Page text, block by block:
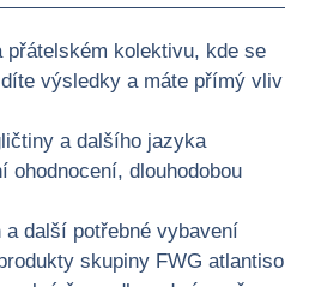
přátelském kolektivu, kde se
výsledky a máte přímý vliv
a dalšího jazyka
ohodnocení, dlouhodobou
a další potřebné vybavení
skupiny FWG atlantiso